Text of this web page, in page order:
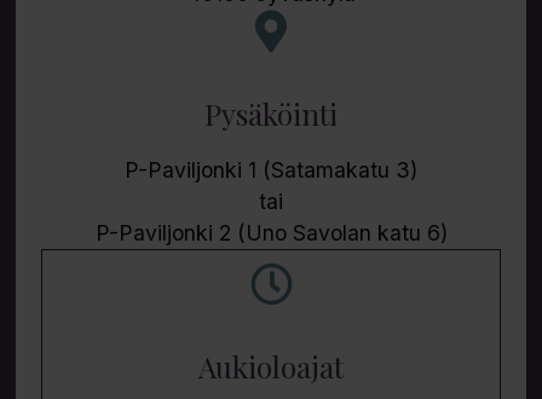
Pysäköinti
P-Paviljonki 1 (Satamakatu 3)
tai
P-Paviljonki 2 (Uno Savolan katu 6)
Aukioloajat